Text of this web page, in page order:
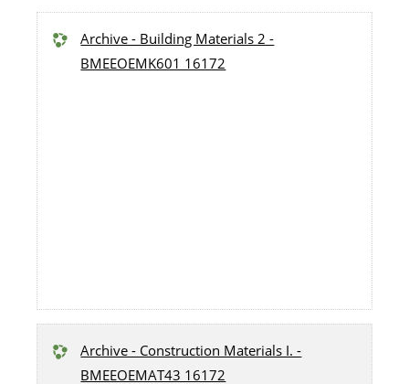
Archive - Building Materials 2 -
BMEEOEMK601 16172
Archive - Construction Materials I. -
BMEEOEMAT43 16172